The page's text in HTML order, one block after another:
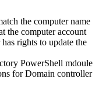
the computer name
the computer account
rights to update the
PowerShell mdoule
for Domain controller